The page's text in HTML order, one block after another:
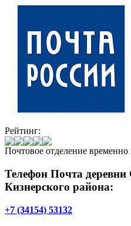
Рейтинг:
Почтовое отделение временно
Телефон Почта деревни
Кизнерского района:
+7 (34154) 53132